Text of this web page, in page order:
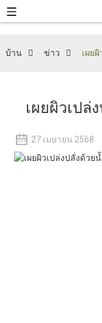
บ้าน ข่าว เผย
เผยผิวเป
27 เมษายน 2568